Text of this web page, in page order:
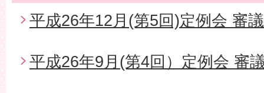
平成26年12月(第5回)定例会 審
平成26年9月(第4回）定例会 審